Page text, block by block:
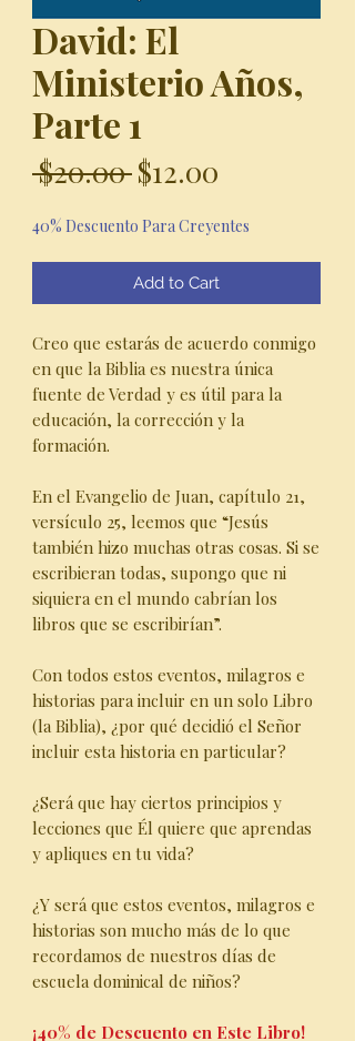
David: El
Ministerio Años,
Parte 1
$20.00 Regular
$12.00
40% Descuento Para Creyentes
Add to Cart
Creo que estarás de acuerdo conmigo
en que la Biblia es nuestra única
fuente de Verdad y es útil para la
educación, la corrección y la
formación.
En el Evangelio de Juan, capítulo 21,
versículo 25, leemos que “Jesús
también hizo muchas otras cosas. Si se
escribieran todas, supongo que ni
siquiera en el mundo cabrían los
libros que se escribirían”.
Con todos estos eventos, milagros e
historias para incluir en un solo Libro
(la Biblia), ¿por qué decidió el Señor
incluir esta historia en particular?
¿Será que hay ciertos principios y
lecciones que Él quiere que aprendas
y apliques en tu vida?
¿Y será que estos eventos, milagros e
historias son mucho más de lo que
recordamos de nuestros días de
escuela dominical de niños?
¡40% de Descuento en Este Libro!